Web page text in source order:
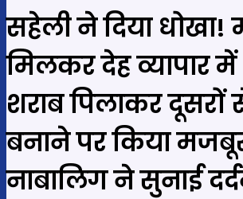
सहेली ने दिया धोखा!
मिलकर देह व्यापार
शराब पिलाकर
बनाने पर किया
नाबालिग ने सुनाई